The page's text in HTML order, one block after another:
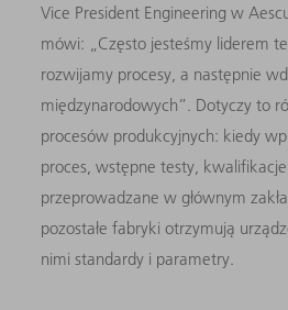
Vice President Engineering w
mówi: „Często jesteśmy liderem
rozwijamy procesy, a następnie
międzynarodowych”. Dotyczy to
procesów produkcyjnych: kiedy
proces, wstępne testy,
przeprowadzane w głównym
pozostałe fabryki otrzymują
nimi standardy i parametry.